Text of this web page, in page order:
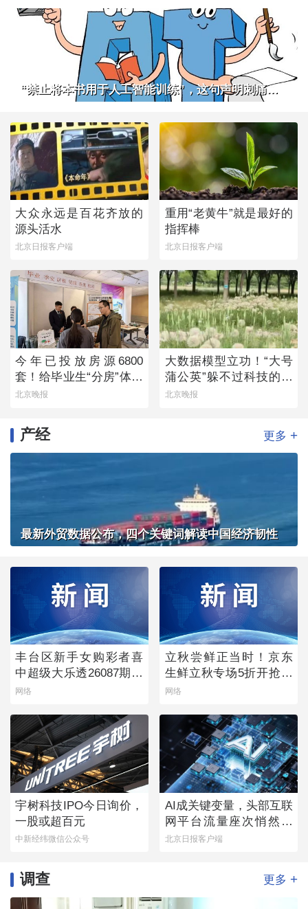
“禁止将本书用于人工智能训练”，这句声明刺痛了谁
大众永远是百花齐放的
源头活水
北京日报客户端
重用“老黄牛”就是最好的
指挥棒
北京日报客户端
今年已投放房源6800
套！给毕业生“分房”体现
留人诚意
北京晚报
大数据模型立功！“大号
蒲公英”躲不过科技的火
眼金睛
北京晚报
产经 更多 +
最新外贸数据公布，四个关键词解读中国经济韧性
丰台区新手女购彩者喜
中超级大乐透26087期一
等奖
网络
立秋尝鲜正当时！京东
生鲜立秋专场5折开抢，
承包你的秋日餐桌
网络
宇树科技IPO今日询价，
一股或超百元
中新经纬微信公众号
AI成关键变量，头部互联
网平台流量座次悄然生
变
北京日报客户端
调查 更多 +